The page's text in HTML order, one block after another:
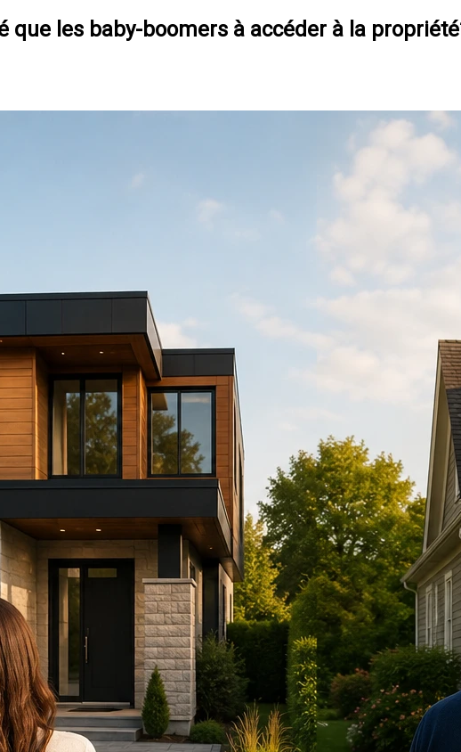
les baby-boomers à accéder à la